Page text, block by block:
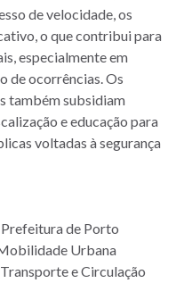
de velocidade, os
o que contribui para
especialmente em
de ocorrências. Os
também subsidiam
e educação para
voltadas à segurança
de Porto
Urbana
e Circulação